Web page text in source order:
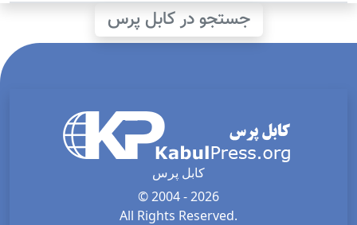
جستجو در کابل پرس
کابل پرس
© 2004 - 2026
All Rights Reserved.